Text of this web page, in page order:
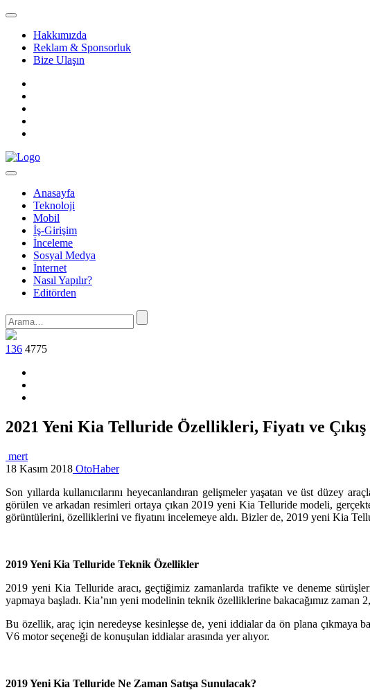
Hakkımızda
Reklam & Sponsorluk
Bize Ulaşın
Anasayfa
Teknoloji
Mobil
İş-Girişim
İnceleme
Sosyal Medya
İnternet
Nasıl Yapılır?
Editörden
136 4775
2021 Yeni Kia Telluride Özellikleri, Fiyatı ve
mert
18 Kasım 2018 OtoHaber
Son yıllarda kullanıcılarını heyecanlandıran gelişmeler yaşatan ve üst düzey
görülen ve arkadan resimleri ortaya çıkan 2019 yeni Kia Telluride modeli,
görüntülerini, özelliklerini ve fiyatını incelemeye aldı. Bizler de, 2019 yeni Kia
2019 Yeni Kia Telluride Teknik Özellikler
2019 yeni Kia Telluride aracı, geçtiğimiz zamanlarda trafikte ve deneme
yapmaya başladı. Kia’nın yeni modelinin teknik özelliklerine bakacağımız
Bu özellik, araç için neredeyse kesinleşse de, yeni iddialar da ön plana çıkmaya
V6 motor seçeneği de konuşulan iddialar arasında yer alıyor.
2019 Yeni Kia Telluride Ne Zaman Satışa Sunulacak?